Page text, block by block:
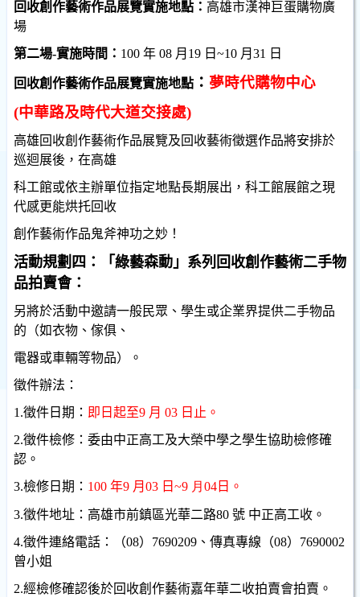
回收創作藝術作品展覽實施地點： 高雄市漢神巨蛋購物廣
場
第二場-實施時間： 100 年 08 月 19 日 ~10 月 31 日
回收創作藝術作品展覽實施地點 ： 夢時代購物中心
(中華路及時代大道交接處)
高雄回收創作藝術作品展覽及回收藝術徵選作品將安排於
巡迴展後，在高雄
科工館或依主辦單位指定地點長期展出，科工館展館之現
代感更能烘托回收
創作藝術作品鬼斧神功之妙！
活動規劃四：「綠藝森動」系列回收創作藝術二手物
品拍賣會：
另將於活動中邀請一般民眾、學生或企業界提供二手物品
的（如衣物、傢俱、
電器或車輛等物品）
。
徵件辦法 ：
1.徵件日期： 即日起至9 月 03 日止。
2.徵件檢修：委由中正高工及大榮中學之學生協助檢修確
認。
3.檢修日期： 100 年9 月 03 日 ~9 月04 日。
3.徵件地址：高雄市前鎮區光華二路80 號 中正高工收。
4.徵件連絡電話：（08） 7690209 、傳真專線（08） 7690002
曾小姐
2.經檢修確認後於回收創作藝術嘉年華二收拍賣會拍賣。